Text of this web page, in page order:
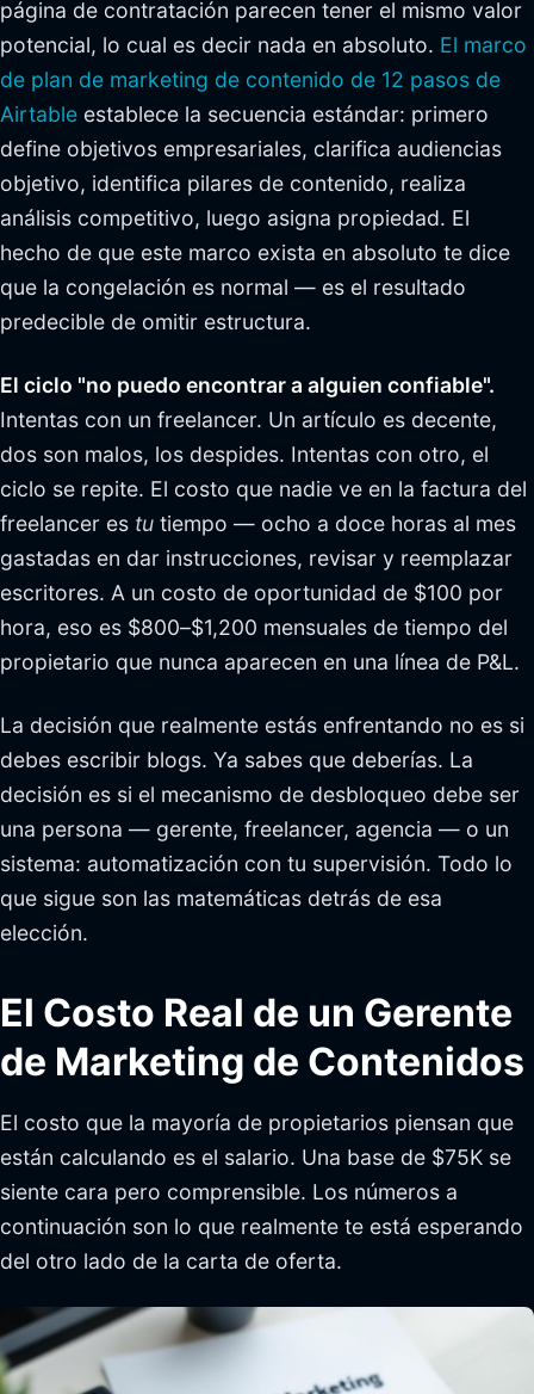
página de contratación parecen tener el mismo valor
potencial, lo cual es decir nada en absoluto. El marco
de plan de marketing de contenido de 12 pasos de
Airtable establece la secuencia estándar: primero
define objetivos empresariales, clarifica audiencias
objetivo, identifica pilares de contenido, realiza
análisis competitivo, luego asigna propiedad. El
hecho de que este marco exista en absoluto te dice
que la congelación es normal — es el resultado
predecible de omitir estructura.
El ciclo "no puedo encontrar a alguien confiable".
Intentas con un freelancer. Un artículo es decente,
dos son malos, los despides. Intentas con otro, el
ciclo se repite. El costo que nadie ve en la factura del
freelancer es tu tiempo — ocho a doce horas al mes
gastadas en dar instrucciones, revisar y reemplazar
escritores. A un costo de oportunidad de $100 por
hora, eso es $800–$1,200 mensuales de tiempo del
propietario que nunca aparecen en una línea de P&L.
La decisión que realmente estás enfrentando no es si
debes escribir blogs. Ya sabes que deberías. La
decisión es si el mecanismo de desbloqueo debe ser
una persona — gerente, freelancer, agencia — o un
sistema: automatización con tu supervisión. Todo lo
que sigue son las matemáticas detrás de esa
elección.
El Costo Real de un Gerente
de Marketing de Contenidos
El costo que la mayoría de propietarios piensan que
están calculando es el salario. Una base de $75K se
siente cara pero comprensible. Los números a
continuación son lo que realmente te está esperando
del otro lado de la carta de oferta.